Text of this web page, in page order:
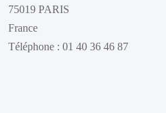
75019 PARIS
France
Téléphone : 01 40 36 46 87